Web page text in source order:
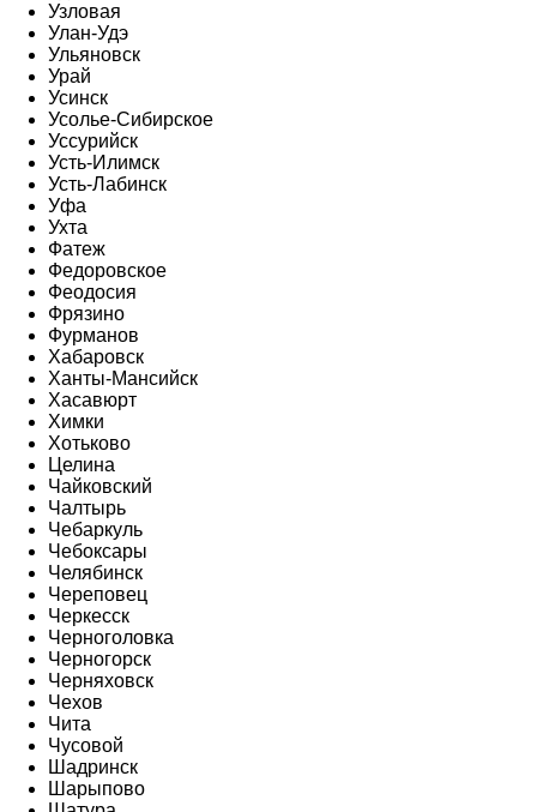
Узловая
Улан-Удэ
Ульяновск
Урай
Усинск
Усолье-Сибирское
Уссурийск
Усть-Илимск
Усть-Лабинск
Уфа
Ухта
Фатеж
Федоровское
Феодосия
Фрязино
Фурманов
Хабаровск
Ханты-Мансийск
Хасавюрт
Химки
Хотьково
Целина
Чайковский
Чалтырь
Чебаркуль
Чебоксары
Челябинск
Череповец
Черкесск
Черноголовка
Черногорск
Черняховск
Чехов
Чита
Чусовой
Шадринск
Шарыпово